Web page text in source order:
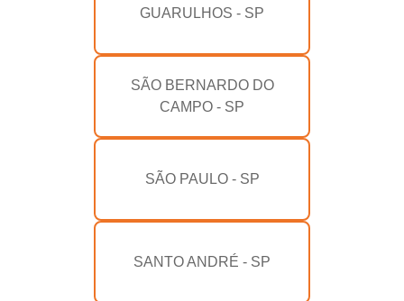
GUARULHOS - SP
SÃO BERNARDO DO
CAMPO - SP
SÃO PAULO - SP
SANTO ANDRÉ - SP